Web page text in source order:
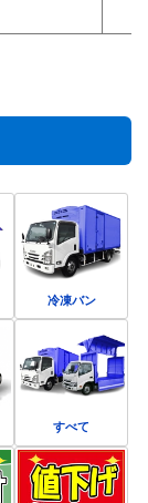
冷凍バン
すべて